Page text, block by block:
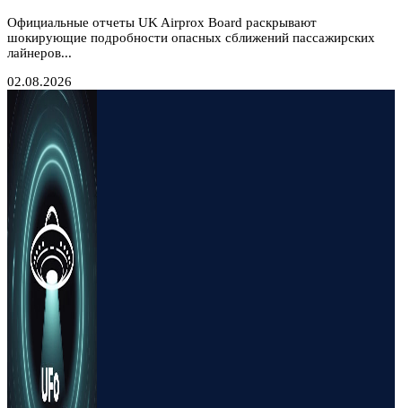
Официальные отчеты UK Airprox Board раскрывают
шокирующие подробности опасных сближений пассажирских
лайнеров...
02.08.2026